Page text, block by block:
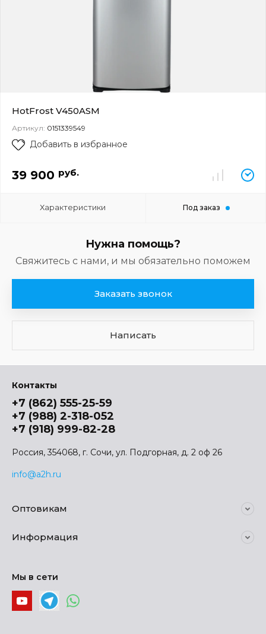
HotFrost V450ASM
Артикул: 0151339549
Добавить в избранное
39 900 руб.
Характеристики Под заказ
Нужна помощь?
Свяжитесь с нами, и мы обязательно поможем
Заказать звонок
Написать
Контакты
+7 (862) 555-25-59
+7 (988) 2-318-052
+7 (918) 999-82-28
Россия, 354068, г. Сочи, ул. Подгорная, д. 2 оф 26
info@a2h.ru
Оптовикам
Информация
Мы в сети